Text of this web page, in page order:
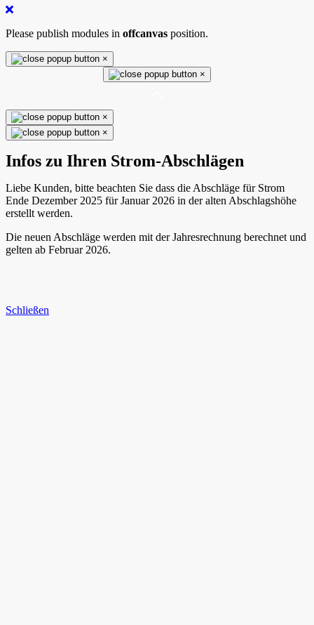
Please publish modules in offcanvas position.
×
×
×
×
Infos zu Ihren Strom-Abschlägen
Liebe Kunden, bitte beachten Sie dass die Abschläge für Strom
Ende Dezember 2025 für Januar 2026 in der alten Abschlagshöhe
erstellt werden.
Die neuen Abschläge werden mit der Jahresrechnung berechnet und
gelten ab Februar 2026.
Schließen